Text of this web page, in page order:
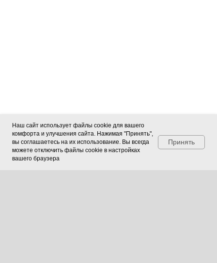
Посмотреть карту
Посмотреть карту
Наш сайт использует файлы cookie для вашего
комфорта и улучшения сайта. Нажимая "Принять",
вы соглашаетесь на их использование. Вы всегда
можете отключить файлы cookie в настройках
вашего браузера
Принять